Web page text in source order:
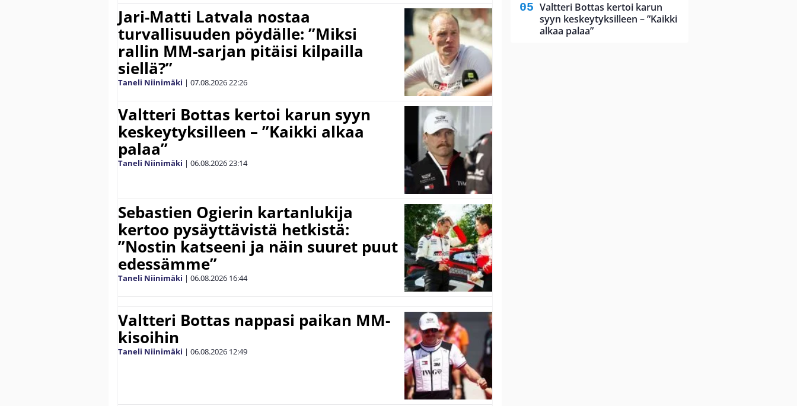
Jari-Matti Latvala nostaa
turvallisuuden pöydälle: ”Miksi
rallin MM-sarjan pitäisi kilpailla
siellä?”
Taneli Niinimäki | 07.08.202622:26
Valtteri Bottas kertoi karun syyn
keskeytyksilleen – ”Kaikki alkaa
palaa”
Taneli Niinimäki | 06.08.202623:14
Sebastien Ogierin kartanlukija
kertoo pysäyttävistä hetkistä:
”Nostin katseeni ja näin suuret puut
edessämme”
Taneli Niinimäki | 06.08.2026 16:44
Valtteri Bottas nappasi paikan MM-
kisoihin
Taneli Niinimäki | 06.08.2026 12:49
Valtteri Bottas kertoi karun
syyn keskeytyksilleen – ”Kaikki
alkaa palaa”